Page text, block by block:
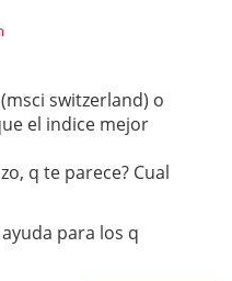
switzerland) o
el indice mejor
q te parece? Cual
para los q